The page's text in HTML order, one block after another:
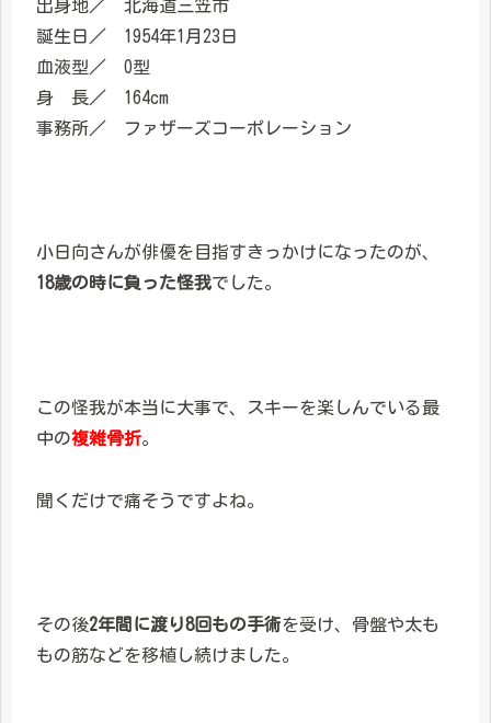
出身地／ 北海道三笠市
誕生日／ 1954年1月23日
血液型／ O型
身 長／ 164cm
事務所／ ファザーズコーポレーション
小日向さんが俳優を目指すきっかけになったのが、
18歳の時に負った怪我でした。
この怪我が本当に大事で、スキーを楽しんでいる最
中の複雑骨折。
聞くだけで痛そうですよね。
その後2年間に渡り8回もの手術を受け、骨盤や太も
もの筋などを移植し続けました。